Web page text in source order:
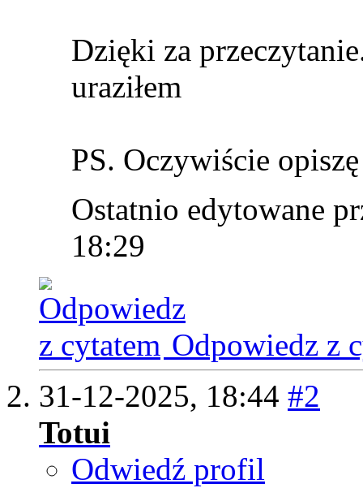
Dzięki za
uraziłem
PS. Oczywiście
Ostatnio edytowane
18:29
Odpowiedz z
31-12-2025, 18:44 #2
Totui
Odwiedź profil